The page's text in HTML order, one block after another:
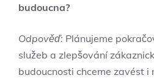
budoucna?
Odpověď: Plánujeme
služeb a zlepšování
budoucnosti chceme zavést